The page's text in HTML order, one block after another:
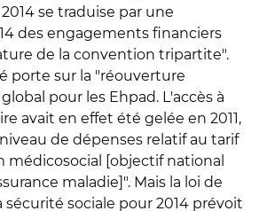
se traduise par une
des engagements financiers
de la convention tripartite".
porte sur la "réouverture
pour les Ehpad. L'accès à
avait en effet été gelée en 2011,
de dépenses relatif au tarif
médicosocial [objectif national
maladie]". Mais la loi de
sociale pour 2014 prévoit